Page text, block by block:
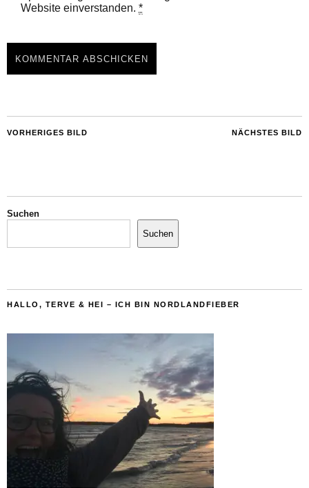
Website einverstanden. *
NÄCHSTES BILD
VORHERIGES BILD
Suchen
Suchen
HALLO, TERVE & HEI – ICH BIN NORDLANDFIEBER